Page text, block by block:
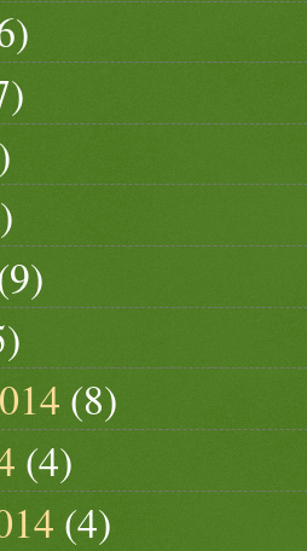
(8)
(4)
(4)